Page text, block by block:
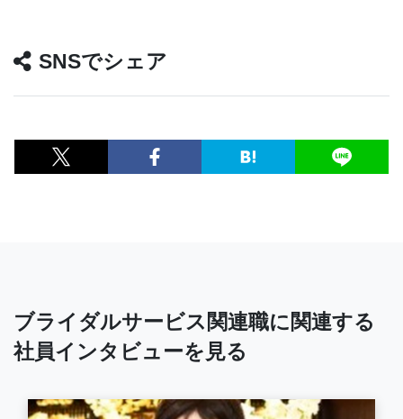
SNSでシェア
ブライダルサービス関連職に関連する
社員インタビューを見る